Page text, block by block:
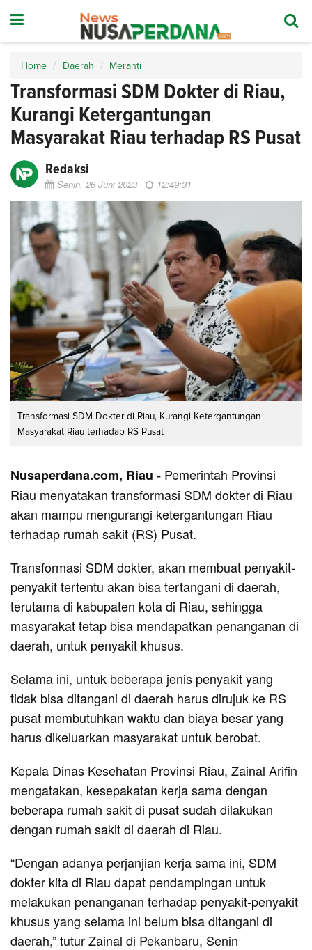
Home Daerah Meranti
Transformasi SDM Dokter di Riau,
Kurangi Ketergantungan
Masyarakat Riau terhadap RS Pusat
Redaksi
Senin, 26 Juni 2023 12:49:31
Transformasi SDM Dokter di Riau, Kurangi Ketergantungan
Masyarakat Riau terhadap RS Pusat
Nusaperdana.com, Riau - Pemerintah Provinsi
Riau menyatakan transformasi SDM dokter di Riau
akan mampu mengurangi ketergantungan Riau
terhadap rumah sakit (RS) Pusat.
Transformasi SDM dokter, akan membuat penyakit-
penyakit tertentu akan bisa tertangani di daerah,
terutama di kabupaten kota di Riau, sehingga
masyarakat tetap bisa mendapatkan penanganan di
daerah, untuk penyakit khusus.
Selama ini, untuk beberapa jenis penyakit yang
tidak bisa ditangani di daerah harus dirujuk ke RS
pusat membutuhkan waktu dan biaya besar yang
harus dikeluarkan masyarakat untuk berobat.
Kepala Dinas Kesehatan Provinsi Riau, Zainal Arifin
mengatakan, kesepakatan kerja sama dengan
beberapa rumah sakit di pusat sudah dilakukan
dengan rumah sakit di daerah di Riau.
“Dengan adanya perjanjian kerja sama ini, SDM
dokter kita di Riau dapat pendampingan untuk
melakukan penanganan terhadap penyakit-penyakit
khusus yang selama ini belum bisa ditangani di
daerah,” tutur Zainal di Pekanbaru, Senin